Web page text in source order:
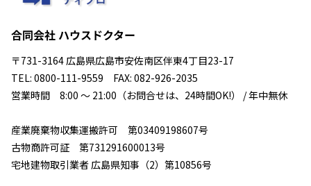
合同会社 ハウスドクター
〒731-3164 広島県広島市安佐南区伴東4丁目23-17
TEL: 0800-111-9559 FAX: 082-926-2035
営業時間 8:00 ～ 21:00（お問合せは、24時間OK!） / 年中無休
産業廃棄物収集運搬許可 第03409198607号
古物商許可証 第731291600013号
宅地建物取引業者 広島県知事（2）第10856号